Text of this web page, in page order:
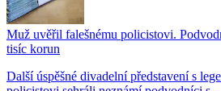
Muž uvěřil falešnému policistovi.
tisíc korun
Další úspěšné divadelní představení s